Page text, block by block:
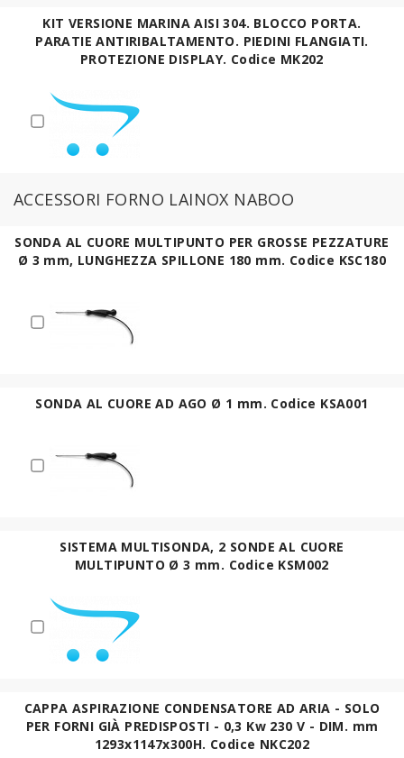
KIT VERSIONE MARINA AISI 304. BLOCCO PORTA.
PARATIE ANTIRIBALTAMENTO. PIEDINI FLANGIATI.
PROTEZIONE DISPLAY. Codice MK202
ACCESSORI FORNO LAINOX NABOO
SONDA AL CUORE MULTIPUNTO PER GROSSE PEZZATURE
Ø 3 mm, LUNGHEZZA SPILLONE 180 mm. Codice KSC180
SONDA AL CUORE AD AGO Ø 1 mm. Codice KSA001
SISTEMA MULTISONDA, 2 SONDE AL CUORE
MULTIPUNTO Ø 3 mm. Codice KSM002
CAPPA ASPIRAZIONE CONDENSATORE AD ARIA - SOLO
PER FORNI GIÀ PREDISPOSTI - 0,3 Kw 230 V - DIM. mm
1293x1147x300H. Codice NKC202